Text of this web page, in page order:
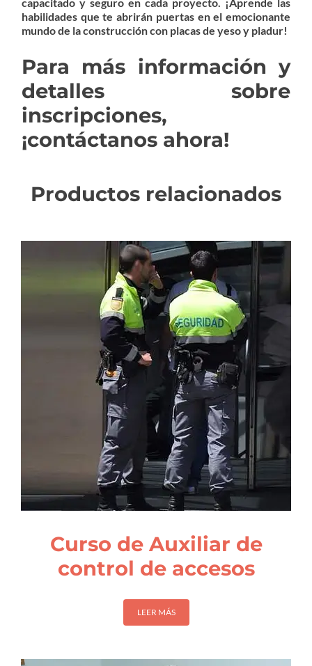
habilidades que te abrirán puertas en el emocionante
mundo de la construcción con placas de yeso y pladur!
Para más información y
detalles sobre
inscripciones,
¡contáctanos ahora!
Productos relacionados
Curso de Auxiliar de
control de accesos
LEER MÁS